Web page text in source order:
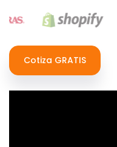
Cotiza GRATIS